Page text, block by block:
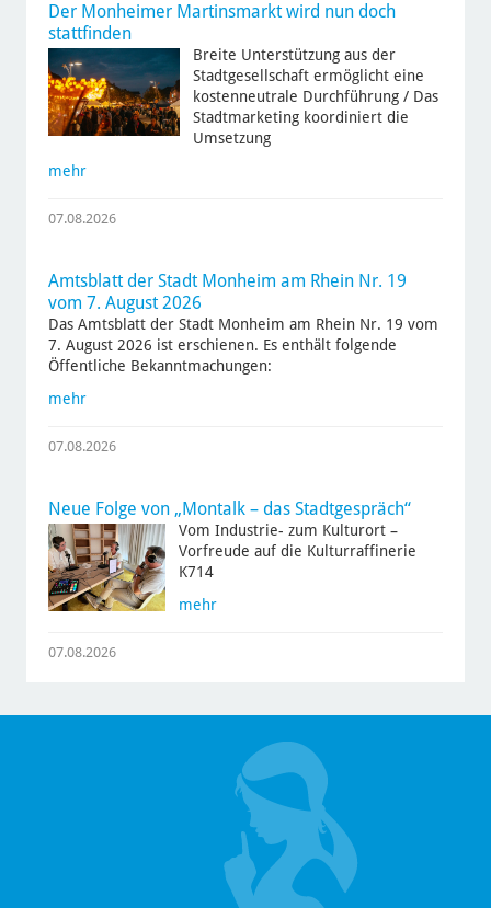
Der Monheimer Martinsmarkt wird nun doch
stattfinden
Breite Unterstützung aus der
Stadtgesellschaft ermöglicht eine
kostenneutrale Durchführung / Das
Stadtmarketing koordiniert die
Umsetzung
mehr
07.08.2026
Amtsblatt der Stadt Monheim am Rhein Nr. 19
vom 7. August 2026
Das Amtsblatt der Stadt Monheim am Rhein Nr. 19 vom
7. August 2026 ist erschienen. Es enthält folgende
Öffentliche Bekanntmachungen:
mehr
07.08.2026
Neue Folge von „Montalk – das Stadtgespräch“
Vom Industrie- zum Kulturort –
Vorfreude auf die Kulturraffinerie
K714
mehr
07.08.2026